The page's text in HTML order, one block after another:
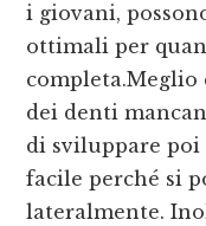
i giovani,
ottimali per
completa.Meglio
dei denti
di sviluppare
facile perché si
lateralmente.